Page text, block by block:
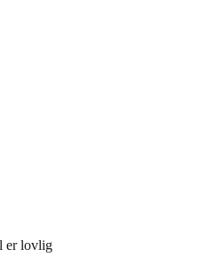
er lovlig